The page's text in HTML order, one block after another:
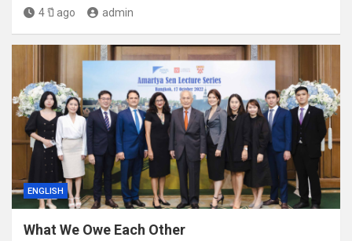
4 ปี ago admin
ENGLISH
What We Owe Each Other